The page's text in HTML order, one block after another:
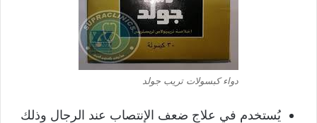
دواء كبسولات تريب جولد
يُستخدم في علاج ضعف الإنتصاب عند الرجال وذلك